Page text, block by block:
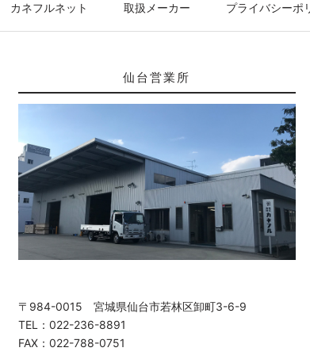
カネフルネット 取扱メーカー プライバシーポ
仙台営業所
〒984-0015 宮城県仙台市若林区卸町3-6-9
TEL：022-236-8891
FAX：022-788-0751